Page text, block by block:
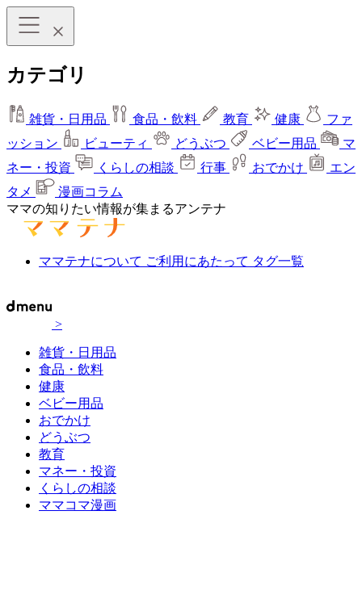
カテゴリ
雑貨・日用品 食品・飲料 教育 健康
ファ
ッション
ビューティ どうぶつ ベビー用品
マ
ネー・投資
くらしの相談 行事 おでかけ
エン
タメ
漫画コラム
ママの知りたい情報が集まるアンテナ
ママテナについて ご利用にあたって タグ一覧
>
雑貨・日用品
食品・飲料
健康
ベビー用品
おでかけ
どうぶつ
教育
マネー・投資
くらしの相談
ママコマ漫画